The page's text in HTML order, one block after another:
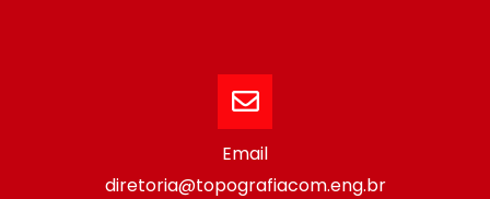
Email
diretoria@topografiacom.eng.br